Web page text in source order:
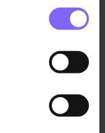
secretariële
in
door het